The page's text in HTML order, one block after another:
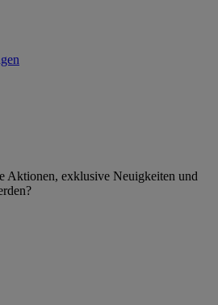
Aktionen, exklusive Neuigkeiten und